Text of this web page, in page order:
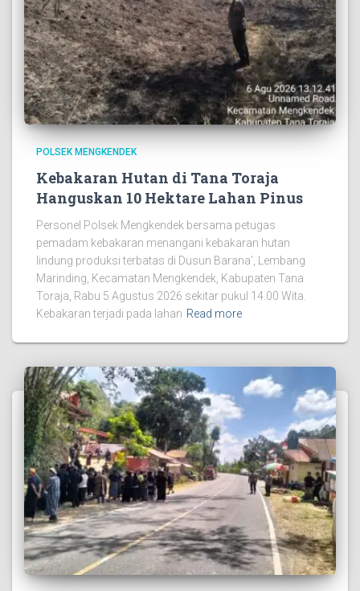
POLSEK MENGKENDEK
Kebakaran Hutan di Tana Toraja
Hanguskan 10 Hektare Lahan Pinus
Personel Polsek Mengkendek bersama petugas
pemadam kebakaran menangani kebakaran hutan
lindung produksi terbatas di Dusun Barana’, Lembang
Marinding, Kecamatan Mengkendek, Kabupaten Tana
Toraja, Rabu 5 Agustus 2026 sekitar pukul 14.00 Wita.
Kebakaran terjadi pada lahan Read more